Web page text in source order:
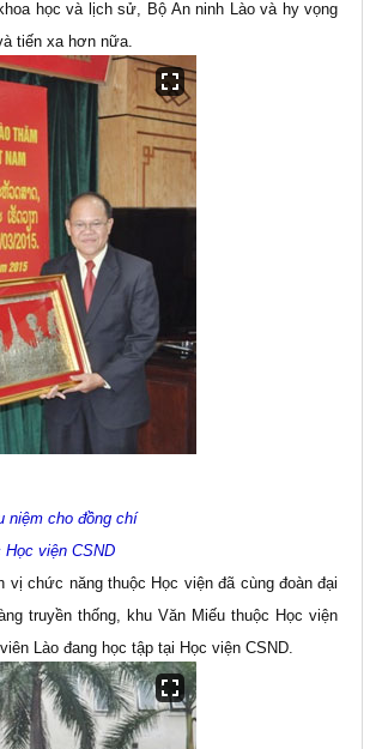
học và lịch sử, Bộ An ninh Lào và hy vọng
tiến xa hơn nữa.
niệm cho đồng chí
viện CSND
chức năng thuộc Học viện đã cùng đoàn đại
truyền thống, khu Văn Miếu thuộc Học viện
Lào đang học tập tại Học viện CSND.